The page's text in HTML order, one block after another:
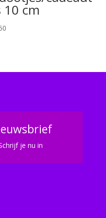
10 cm
je nu in